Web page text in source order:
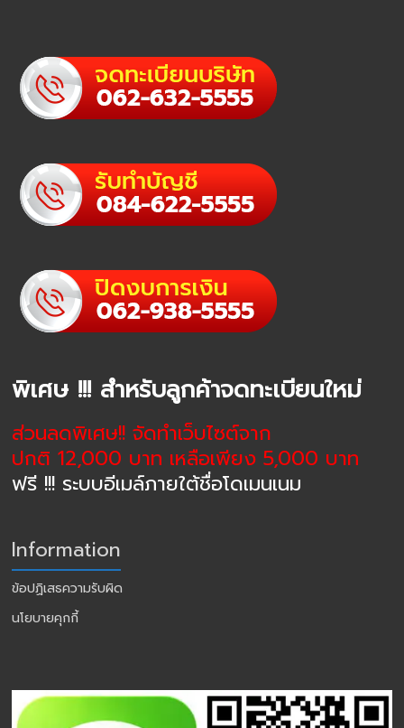
พิเศษ !!! สำหรับลูกค้าจดทะเบียนใหม่
ส่วนลดพิเศษ!! จัดทำเว็บไซต์จาก
ปกติ 12,000 บาท เหลือเพียง 5,000 บาท
ฟรี !!! ระบบอีเมล์ภายใต้ชื่อโดเมนเนม
Information
ข้อปฏิเสธความรับผิด
นโยบายคุกกี้